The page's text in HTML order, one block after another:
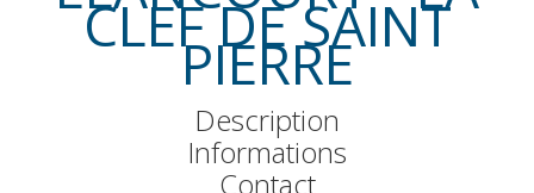
CLEF DE SAINT
PIERRE
Description
Informations
Contact